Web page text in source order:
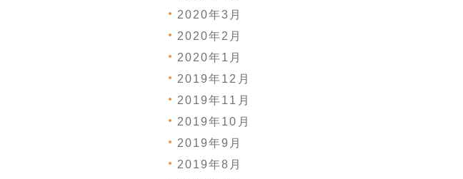
2020年3月
2020年2月
2020年1月
2019年12月
2019年11月
2019年10月
2019年9月
2019年8月